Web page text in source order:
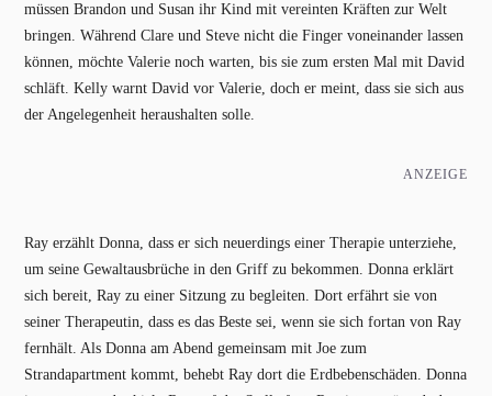
müssen Brandon und Susan ihr Kind mit vereinten Kräften zur Welt
bringen. Während Clare und Steve nicht die Finger voneinander lassen
können, möchte Valerie noch warten, bis sie zum ersten Mal mit David
schläft. Kelly warnt David vor Valerie, doch er meint, dass sie sich aus
der Angelegenheit heraushalten solle.
ANZEIGE
Ray erzählt Donna, dass er sich neuerdings einer Therapie unterziehe,
um seine Gewaltausbrüche in den Griff zu bekommen. Donna erklärt
sich bereit, Ray zu einer Sitzung zu begleiten. Dort erfährt sie von
seiner Therapeutin, dass es das Beste sei, wenn sie sich fortan von Ray
fernhält. Als Donna am Abend gemeinsam mit Joe zum
Strandapartment kommt, behebt Ray dort die Erdbebenschäden. Donna